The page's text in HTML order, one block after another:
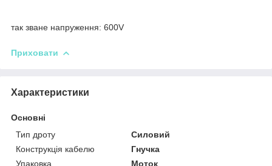
так зване напруження: 600V
Приховати
Характеристики
Основні
Тип дроту
Силовий
Конструкція кабелю
Гнучка
Упаковка
Моток